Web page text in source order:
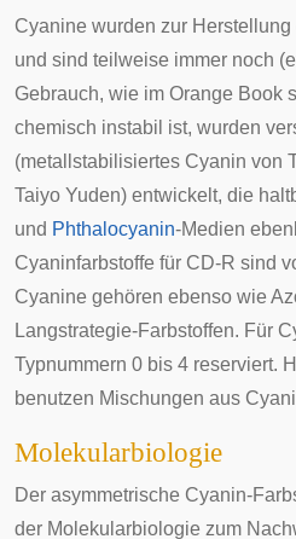
Cyanine wurden zur Herstellung
und sind teilweise immer noch
Gebrauch, wie im Orange Book
chemisch instabil ist, wurden
(metallstabilisiertes Cyanin von
Taiyo Yuden) entwickelt, die
und Phthalocyanin-Medien
Cyaninfarbstoffe für CD-R sind
Cyanine gehören ebenso wie
Langstrategie-Farbstoffen. Für
Typnummern 0 bis 4 reserviert.
benutzen Mischungen aus
Molekularbiologie
Der asymmetrische Cyanin-
der Molekularbiologie zum